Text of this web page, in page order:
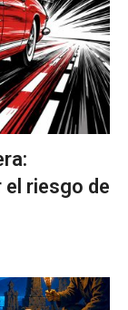
riesgo de